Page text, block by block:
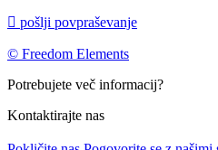
pošlji povpraševanje
© Freedom Elements
Potrebujete več informacij?
Kontaktirajte nas